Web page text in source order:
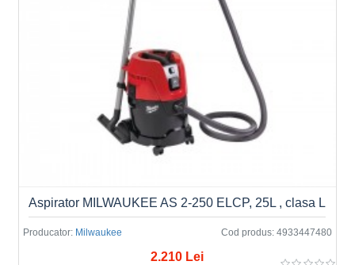
Producator: Milwaukee Cod produs: 4933447480
Aspirator MILWAUKEE AS 2-250 ELCP, 25L , clasa L
2.210 Lei